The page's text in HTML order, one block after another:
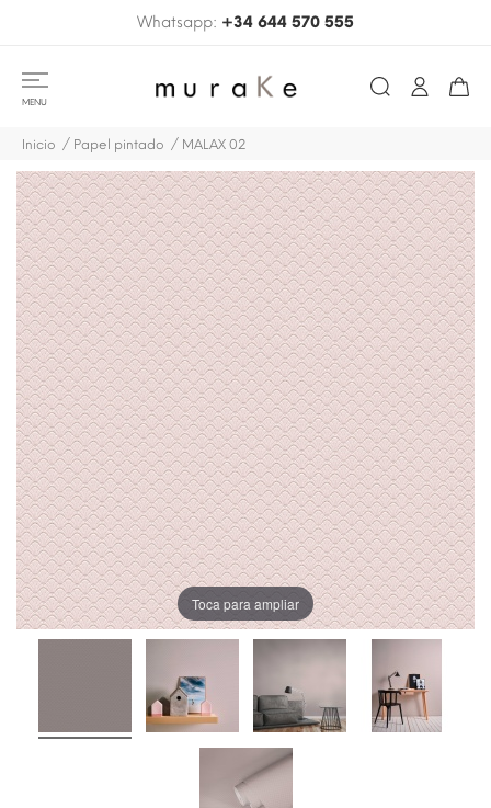
Whatsapp: +34 644 570 555
MENU
Inicio Papel pintado MALAX 02
Toca para ampliar